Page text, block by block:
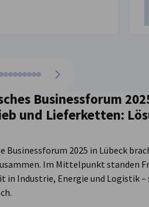
Seite Weiter zum nächsten
Businessforum
und Lieferketten:
Businessforum 2025 in Lübeck
Im Mittelpunkt standen
Industrie, Energie und Logistik –